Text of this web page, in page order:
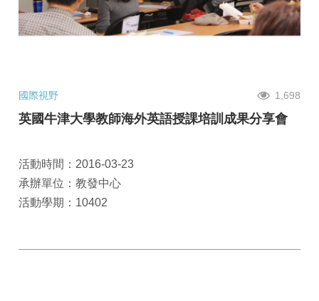
國際視野 1,698
英國牛津大學教師海外英語授課培訓成果分享會
活動時間：2016-03-23
承辦單位：教發中心
活動學期：10402